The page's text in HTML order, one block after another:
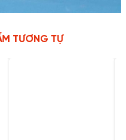
TƯƠNG TỰ